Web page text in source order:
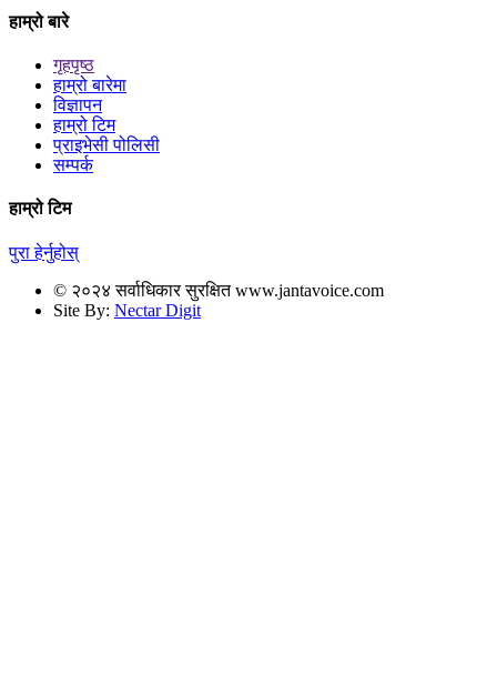
हाम्रो बारे
गृहपृष्ठ
हाम्रो बारेमा
विज्ञापन
हाम्रो टिम
प्राइभेसी पोलिसी
सम्पर्क
हाम्रो टिम
पुरा हेर्नुहोस्
© २०२४ सर्वाधिकार सुरक्षित www.jantavoice.com
Site By: Nectar Digit